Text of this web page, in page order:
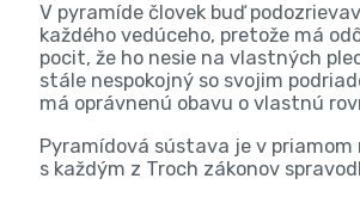
V pyramíde človek buď
každého vedúceho, pretože má
pocit, že ho nesie na vlastných
stále nespokojný so svojim
má oprávnenú obavu o vlastnú
Pyramídová sústava je v priamom
s každým z Troch zákonov